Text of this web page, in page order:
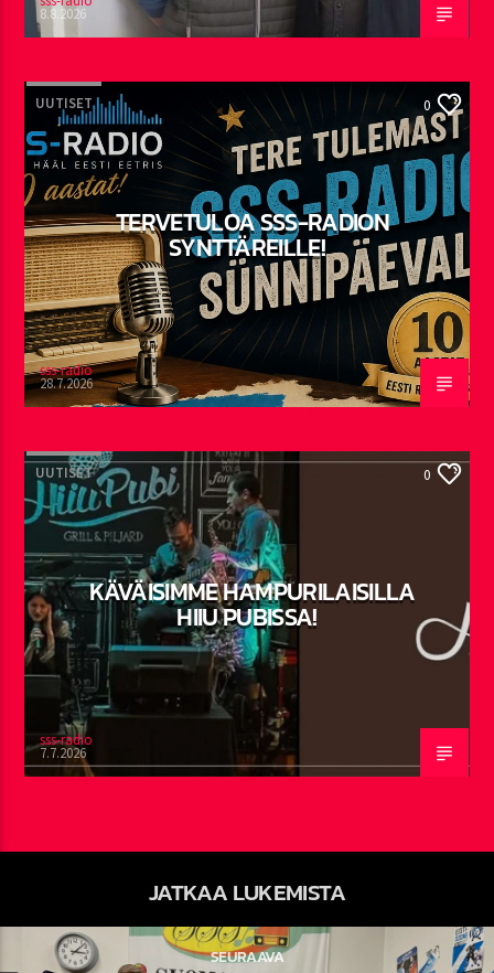
8.8.2026
UUTISET 0
TERVETULOA SSS-RADION
SYNTTÄREILLE!
sss-radio
28.7.2026
UUTISET 0
KÄVÄISIMME HAMPURILAISILLA
HIIU PUBISSA!
sss-radio
7.7.2026
JATKAA LUKEMISTA
SEURAAVA